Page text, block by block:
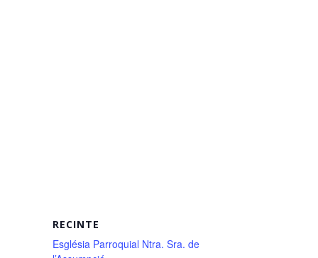
RECINTE
Església Parroquial Ntra. Sra. de